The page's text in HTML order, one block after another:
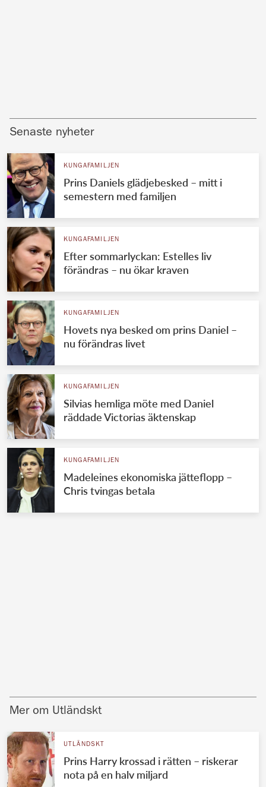
Senaste nyheter
KUNGAFAMILJEN
Prins Daniels glädjebesked – mitt i
semestern med familjen
KUNGAFAMILJEN
Efter sommarlyckan: Estelles liv
förändras – nu ökar kraven
KUNGAFAMILJEN
Hovets nya besked om prins Daniel –
nu förändras livet
KUNGAFAMILJEN
Silvias hemliga möte med Daniel
räddade Victorias äktenskap
KUNGAFAMILJEN
Madeleines ekonomiska jätteflopp –
Chris tvingas betala
Mer om Utländskt
UTLÄNDSKT
Prins Harry krossad i rätten – riskerar
nota på en halv miljard